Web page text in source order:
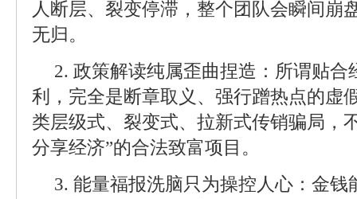
人断层、裂变停滞，整个团队会瞬间崩
无归。
2. 政策解读纯属歪曲捏造：所谓贴
利，完全是断章取义、强行蹭热点的虚
类层级式、裂变式、拉新式传销骗局，
分享经济”的合法致富项目。
3. 能量福报洗脑只为操控人心：金